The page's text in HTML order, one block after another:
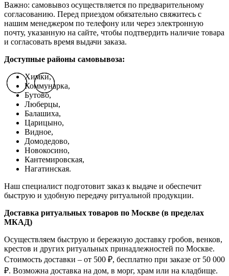
Важно: самовывоз осуществляется по предварительному
согласованию. Перед приездом обязательно свяжитесь с
нашим менеджером по телефону или через электронную
почту, указанную на сайте, чтобы подтвердить наличие товара
и согласовать время выдачи заказа.
Доступные районы самовывоза:
Химки,
Коммунарка,
Бутово,
Люберцы,
Балашиха,
Царицыно,
Видное,
Домодедово,
Новокосино,
Кантемировская,
Нагатинская.
Наш специалист подготовит заказ к выдаче и обеспечит
быструю и удобную передачу ритуальной продукции.
Доставка ритуальных товаров по Москве (в пределах
МКАД)
Осуществляем быструю и бережную доставку гробов, венков,
крестов и других ритуальных принадлежностей по Москве.
Стоимость доставки – от 500 ₽, бесплатно при заказе от 50 000
₽. Возможна доставка на дом, в морг, храм или на кладбище.
Previous slide
Next slide
Previous slide
Next slide
Previous slide
Next slide